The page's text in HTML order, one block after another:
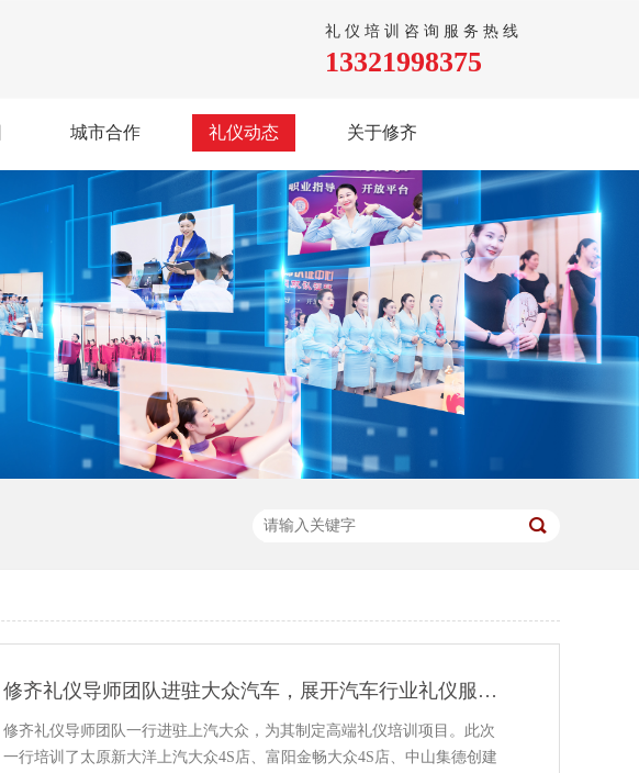
礼仪培训咨询服务热线
13321998375
城市合作 礼仪动态 关于修齐
修齐礼仪导师团队进驻大众汽车，展开汽车行业礼仪服务礼仪培训
修齐礼仪导师团队一行进驻上汽大众，为其制定高端礼仪培训项目。此次
一行培训了太原新大洋上汽大众4S店、富阳金畅大众4S店、中山集德创建